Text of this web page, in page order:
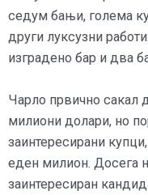
седум бањи, голема
други луксузни
изградено бар и два
Чарло првично сакал
милиони долари, но
заинтересирани
еден милион. Досега
заинтересиран